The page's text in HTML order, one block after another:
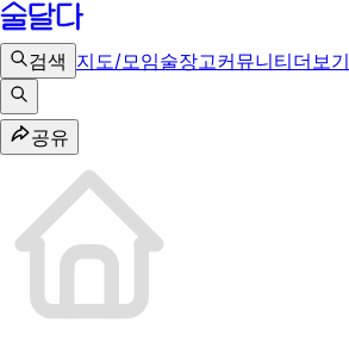
검색 지도/모임술장고커뮤니티더보기
공유